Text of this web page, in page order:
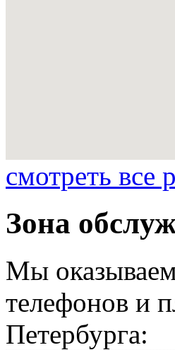
смотреть все
Зона
Мы
телефонов и
Петербурга: